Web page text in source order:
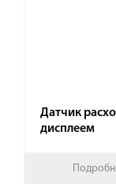
Датчик
дисплеем